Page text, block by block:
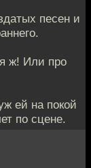
песен и
ж! Или про
ей на покой
по сцене.